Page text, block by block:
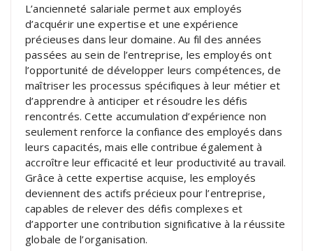
L’ancienneté salariale permet aux employés
d’acquérir une expertise et une expérience
précieuses dans leur domaine. Au fil des années
passées au sein de l’entreprise, les employés ont
l’opportunité de développer leurs compétences, de
maîtriser les processus spécifiques à leur métier et
d’apprendre à anticiper et résoudre les défis
rencontrés. Cette accumulation d’expérience non
seulement renforce la confiance des employés dans
leurs capacités, mais elle contribue également à
accroître leur efficacité et leur productivité au travail.
Grâce à cette expertise acquise, les employés
deviennent des actifs précieux pour l’entreprise,
capables de relever des défis complexes et
d’apporter une contribution significative à la réussite
globale de l’organisation.